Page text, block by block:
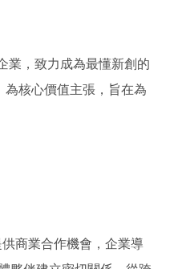
業，致力成為最懂新創的
核心價值主張，旨在為
商業合作機會，企業導